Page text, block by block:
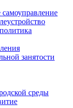
занятости
среды